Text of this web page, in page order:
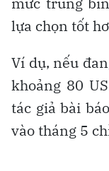
lựa chọn tốt
Ví dụ, nếu
khoảng 80
tác giả bài
vào tháng 5